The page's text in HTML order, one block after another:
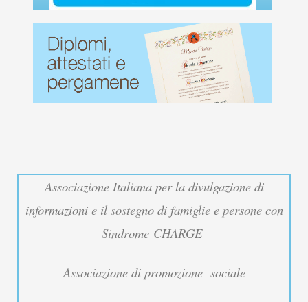
Associazione Italiana per la divulgazione di
informazioni e il sostegno di famiglie e persone con
Sindrome CHARGE
Associazione di promozione sociale